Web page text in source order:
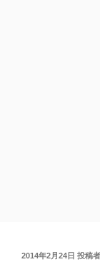
投
2014年2月24日 投稿